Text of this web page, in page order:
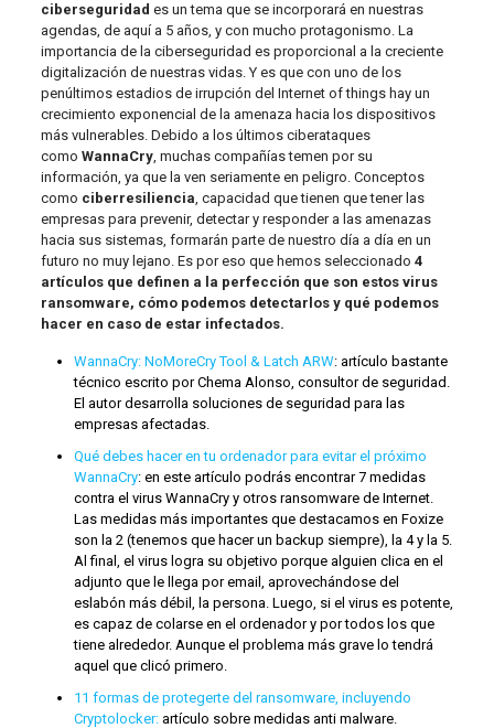
ciberseguridad es un tema que se incorporará en nuestras
agendas, de aquí a 5 años, y con mucho protagonismo. La
importancia de la ciberseguridad es proporcional a la creciente
digitalización de nuestras vidas. Y es que con uno de los
penúltimos estadios de irrupción del Internet of things hay un
crecimiento exponencial de la amenaza hacia los dispositivos
más vulnerables. Debido a los últimos ciberataques
como WannaCry, muchas compañías temen por su
información, ya que la ven seriamente en peligro. Conceptos
como ciberresiliencia, capacidad que tienen que tener las
empresas para prevenir, detectar y responder a las amenazas
hacia sus sistemas, formarán parte de nuestro día a día en un
futuro no muy lejano. Es por eso que hemos seleccionado 4
artículos que definen a la perfección que son estos virus
ransomware, cómo podemos detectarlos y qué podemos
hacer en caso de estar infectados.
WannaCry: NoMoreCry Tool & Latch ARW: artículo bastante
técnico escrito por Chema Alonso, consultor de seguridad.
El autor desarrolla soluciones de seguridad para las
empresas afectadas.
Qué debes hacer en tu ordenador para evitar el próximo
WannaCry: en este artículo podrás encontrar 7 medidas
contra el virus WannaCry y otros ransomware de Internet.
Las medidas más importantes que destacamos en Foxize
son la 2 (tenemos que hacer un backup siempre), la 4 y la 5.
Al final, el virus logra su objetivo porque alguien clica en el
adjunto que le llega por email, aprovechándose del
eslabón más débil, la persona. Luego, si el virus es potente,
es capaz de colarse en el ordenador y por todos los que
tiene alrededor. Aunque el problema más grave lo tendrá
aquel que clicó primero.
11 formas de protegerte del ransomware, incluyendo
Cryptolocker:artículo sobre medidas anti malware.